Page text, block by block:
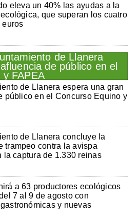
eleva un 40% las ayudas a la
que superan los cuatro
euros
de Llanera espera una gran
público en el Concurso Equino y
de Llanera concluye la
trampeo contra la avispa
la captura de 1.330 reinas
a 63 productores ecológicos
7 al 9 de agosto con
y nuevas